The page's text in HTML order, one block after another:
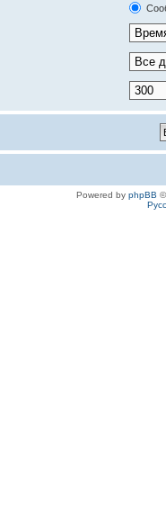
Powered by phpBB